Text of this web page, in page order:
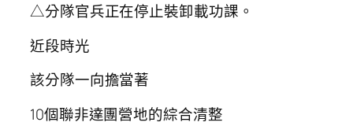
△分隊官兵正在停止裝卸載功課。
近段時光
該分隊一向擔當著
10個聯非達團營地的綜合清整